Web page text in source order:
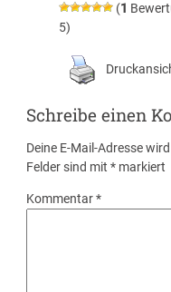
(1
5)
Schreibe einen
Deine E-Mail-Adresse
Felder sind mit* markiert
Kommentar*